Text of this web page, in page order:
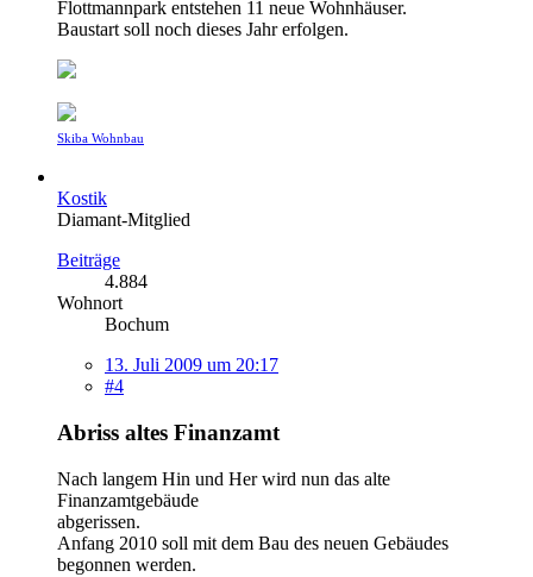
Flottmannpark entstehen 11 neue Wohnhäuser.
Baustart soll noch dieses Jahr erfolgen.
Skiba Wohnbau
Kostik
Diamant-Mitglied
Beiträge
4.884
Wohnort
Bochum
13. Juli 2009 um 20:17
#4
Abriss altes Finanzamt
Nach langem Hin und Her wird nun das alte
Finanzamtgebäude
abgerissen.
Anfang 2010 soll mit dem Bau des neuen Gebäudes
begonnen werden.